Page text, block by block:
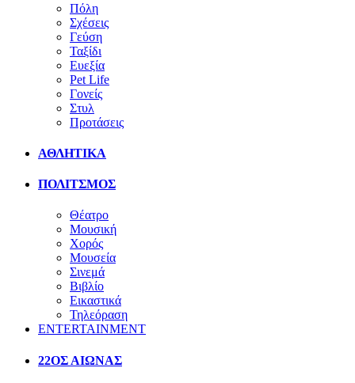
Πόλη
Σχέσεις
Γεύση
Ταξίδι
Ευεξία
Pet Life
Γονείς
Στυλ
Προτάσεις
ΑΘΛΗΤΙΚΑ
ΠΟΛΙΤΣΜΟΣ
Θέατρο
Μουσική
Χορός
Μουσεία
Σινεμά
Βιβλίο
Εικαστικά
Τηλεόραση
ENTERTAINMENT
22ΟΣ ΑΙΩΝΑΣ